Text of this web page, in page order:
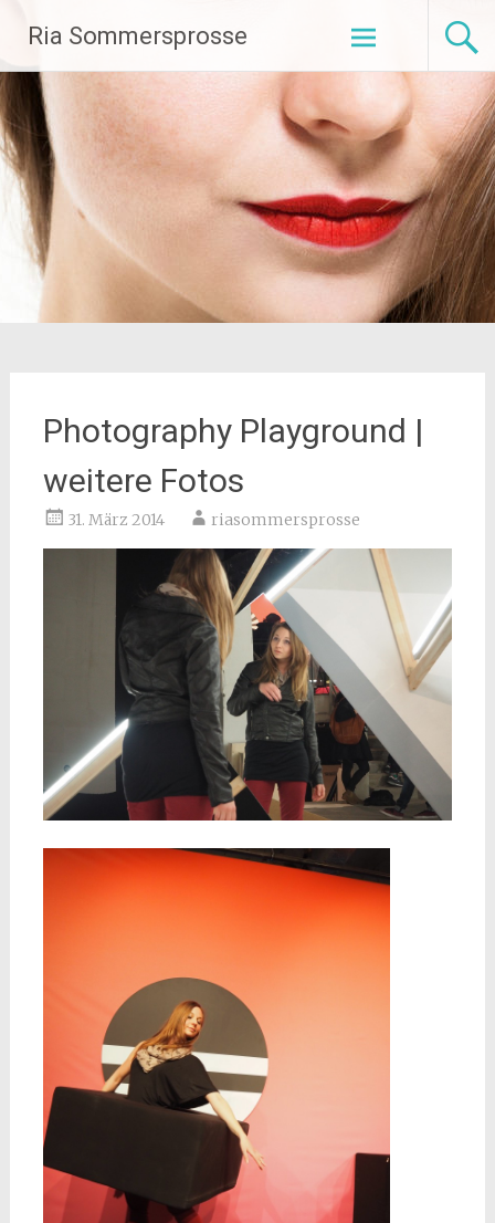
Inhalt
springen
Ria Sommersprosse
Photography Playground |
weitere Fotos
31. März 2014 riasommersprosse